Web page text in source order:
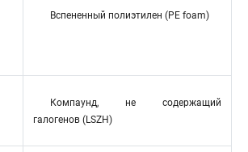
Вспененный полиэтилен (PE foam)
Компаунд, не содержащий
галогенов (LSZH)